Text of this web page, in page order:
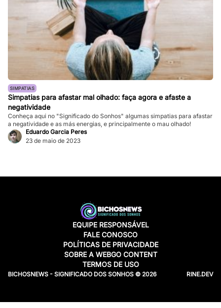
SIMPATIAS
Simpatias para afastar mal olhado: faça agora e afaste a
negatividade
Conheça aqui no "Significado do Sonhos" algumas simpatias para afastar
a negatividade e as más energias, e principalmente o mau olhado!
Eduardo Garcia Peres
23 de maio de 2023
EQUIPE RESPONSÁVEL
FALE CONOSCO
POLÍTICAS DE PRIVACIDADE
SOBRE A WEBGO CONTENT
TERMOS DE USO
BICHOSNEWS - SIGNIFICADO DOS SONHOS © 2026 RINE.DEV